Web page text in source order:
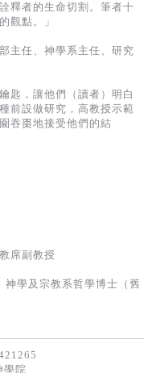
釋者的生命切割。筆者十
觀點。」
主任、神學系主任、研究
匙，讓他們（讀者）明白
前設做研究，高教授示範
吞棗地接受他們的結
席副教授
神學及宗教系哲學博士（舊
學院